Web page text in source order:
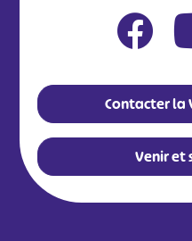
Contacter la
Venir et